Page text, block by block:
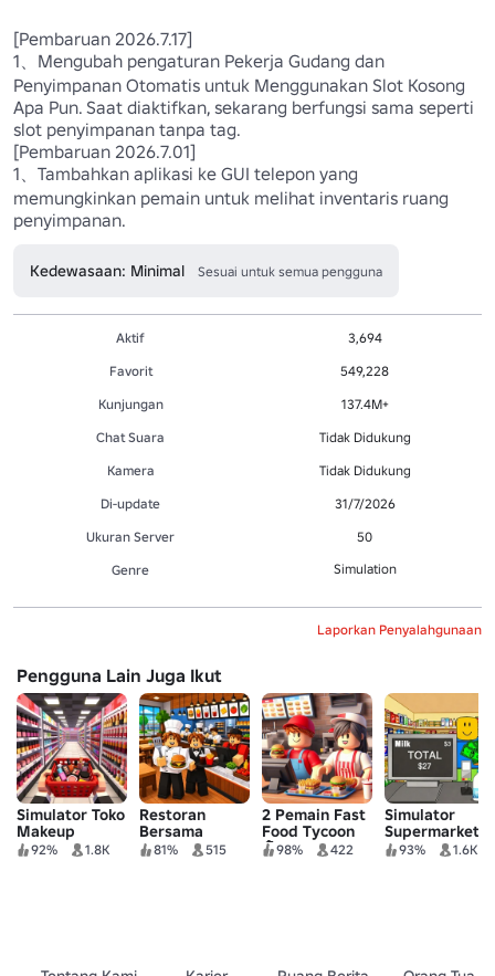
[Pembaruan 2026.7.17]
1、Mengubah pengaturan Pekerja Gudang dan
Penyimpanan Otomatis untuk Menggunakan Slot Kosong
Apa Pun. Saat diaktifkan, sekarang berfungsi sama seperti
slot penyimpanan tanpa tag.
[Pembaruan 2026.7.01]
1、Tambahkan aplikasi ke GUI telepon yang
memungkinkan pemain untuk melihat inventaris ruang
penyimpanan.
Kedewasaan: Minimal Sesuai untuk semua pengguna
Aktif
3,694
Favorit
549,228
Kunjungan
137.4M+
Chat Suara
Tidak Didukung
Kamera
Tidak Didukung
Di-update
31/7/2026
Ukuran Server
50
Genre
Simulation
Laporkan Penyalahgunaan
Pengguna Lain Juga Ikut
Simulator Toko
Makeup
92% 1.8K
Restoran
Bersama
81% 515
2 Pemain Fast
Food Tycoon
🍟98% 422
Simulator
Supermarket
93% 1.6K